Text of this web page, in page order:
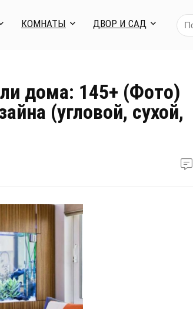
КОМНАТЫ ДВОР И САД
дома: 145+ (Фото)
(угловой, сухой,